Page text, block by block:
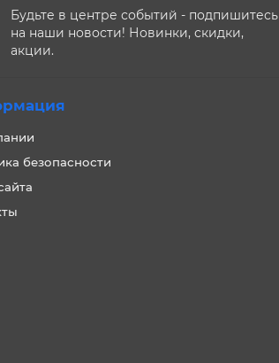
Будьте в центре событий - подпишитесь
на наши новости! Новинки, скидки,
акции.
безопасности